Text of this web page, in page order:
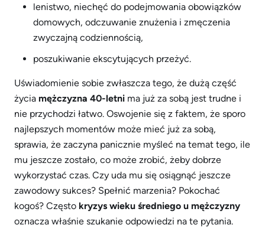
lenistwo, niechęć do podejmowania obowiązków
domowych, odczuwanie znużenia i zmęczenia
zwyczajną codziennością,
poszukiwanie ekscytujących przeżyć.
Uświadomienie sobie zwłaszcza tego, że dużą część
życia mężczyzna 40-letni ma już za sobą jest trudne i
nie przychodzi łatwo. Oswojenie się z faktem, że sporo
najlepszych momentów może mieć już za sobą,
sprawia, że zaczyna panicznie myśleć na temat tego, ile
mu jeszcze zostało, co może zrobić, żeby dobrze
wykorzystać czas. Czy uda mu się osiągnąć jeszcze
zawodowy sukces? Spełnić marzenia? Pokochać
kogoś? Często kryzys wieku średniego u mężczyzny
oznacza właśnie szukanie odpowiedzi na te pytania.